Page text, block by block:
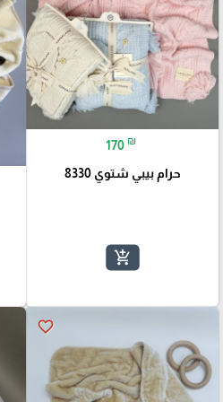
170 ₪
حرام بيبي شتوي 8330
add_shopping_cart
favorite_border